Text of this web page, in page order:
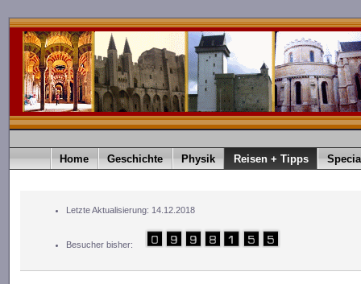
Home Geschichte Physik Reisen + Tipps
Letzte Aktualisierung: 14.12.2018
Besucher bisher: